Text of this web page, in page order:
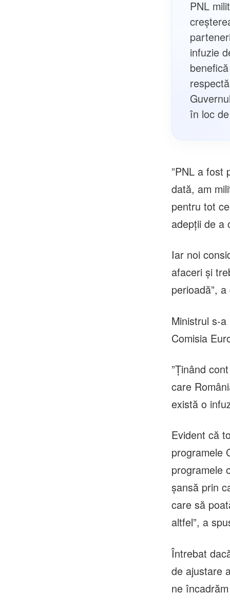
PNL
infuzie
în loc
”PNL a fost
dată, am
pentru tot
adepţii de a
Iar noi
afaceri şi
perioadă”,
Ministrul s-
Comisia
”Ţinând
care
există o
Evident că
programele
programele
şansă prin
care să
altfel”, a
Întrebat
de ajustare
ne